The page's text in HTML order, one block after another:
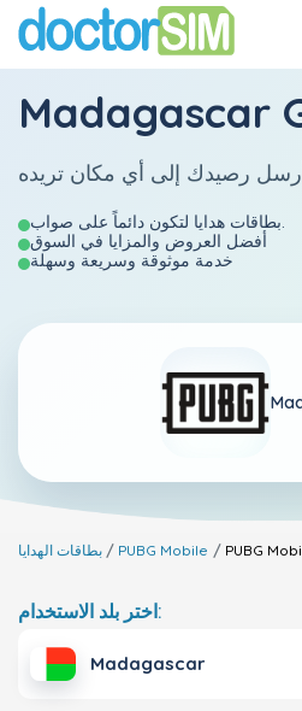
Madagascar
رصيدك إلى أي مكان تريده
أفضل العروض والمزايا في السوق
خدمة موثوقة وسريعة وسهلة
بطاقات الهدايا PUBG Mobile PUBG
اختر بلد الاستخدام:
Madagascar